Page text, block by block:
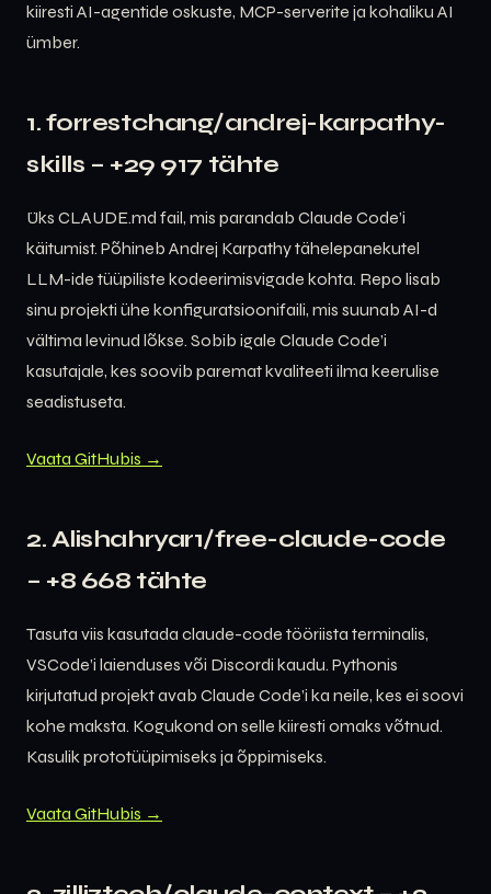
kiiresti AI-agentide oskuste, MCP-serverite ja kohaliku AI
ümber.
1. forrestchang/andrej-karpathy-
skills – +29 917 tähte
Üks CLAUDE.md fail, mis parandab Claude Code’i
käitumist. Põhineb Andrej Karpathy tähelepanekutel
LLM-ide tüüpiliste kodeerimisvigade kohta. Repo lisab
sinu projekti ühe konfiguratsioonifaili, mis suunab AI-d
vältima levinud lõkse. Sobib igale Claude Code’i
kasutajale, kes soovib paremat kvaliteeti ilma keerulise
seadistuseta.
Vaata GitHubis →
2. Alishahryar1/free-claude-code
– +8 668 tähte
Tasuta viis kasutada claude-code tööriista terminalis,
VSCode’i laienduses või Discordi kaudu. Pythonis
kirjutatud projekt avab Claude Code’i ka neile, kes ei soovi
kohe maksta. Kogukond on selle kiiresti omaks võtnud.
Kasulik prototüüpimiseks ja õppimiseks.
Vaata GitHubis →